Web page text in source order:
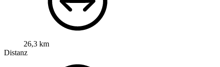
26,3 km
Distanz